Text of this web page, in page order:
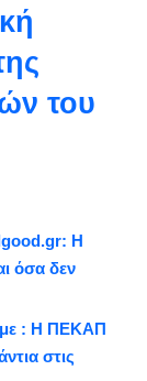
του
Η
όσα δεν
: Η ΠΕΚΑΠ
στις